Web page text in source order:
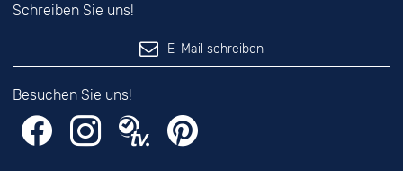
Schreiben Sie uns!
E-Mail schreiben
Besuchen Sie uns!